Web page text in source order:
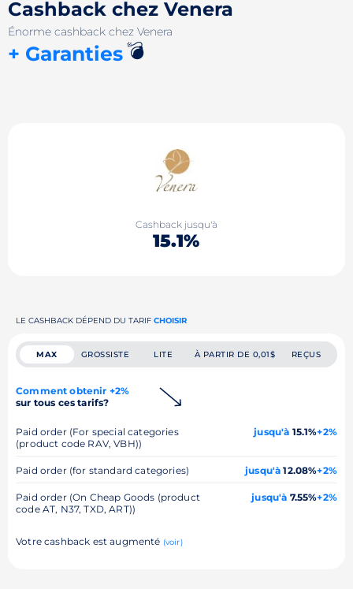
Cashback chez Venera
Énorme cashback chez Venera
+ Garanties💣
Cashback jusqu'à
15.1%
LE CASHBACK DÉPEND DU TARIF CHOISIR
MAX GROSSISTE LITE À PARTIR DE 0,01$ REÇUS
Comment obtenir +2%
sur tous ces tarifs?
Paid order (For special categories
(product code RAV, VBH))
jusqu'à 15.1%+2%
Paid order (for standard categories) jusqu'à 12.08%+2%
Paid order (On Cheap Goods (product
code AT, N37, TXD, ART))
jusqu'à 7.55%+2%
Votre cashback est augmenté (voir)